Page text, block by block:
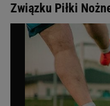
Związku Piłki